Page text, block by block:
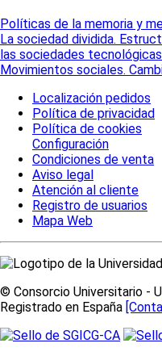
Políticas de la memoria y
La sociedad dividida.
las sociedades
Movimientos sociales.
Localización pedidos
Política de privacidad
Política de cookies
Configuración
Condiciones de venta
Aviso legal
Atención al cliente
Registro de usuarios
Mapa Web
© Consorcio Universitario -
Registrado en España